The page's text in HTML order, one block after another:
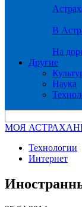
В
На
Другие
Наука
МОЯ
Технологии
Интернет